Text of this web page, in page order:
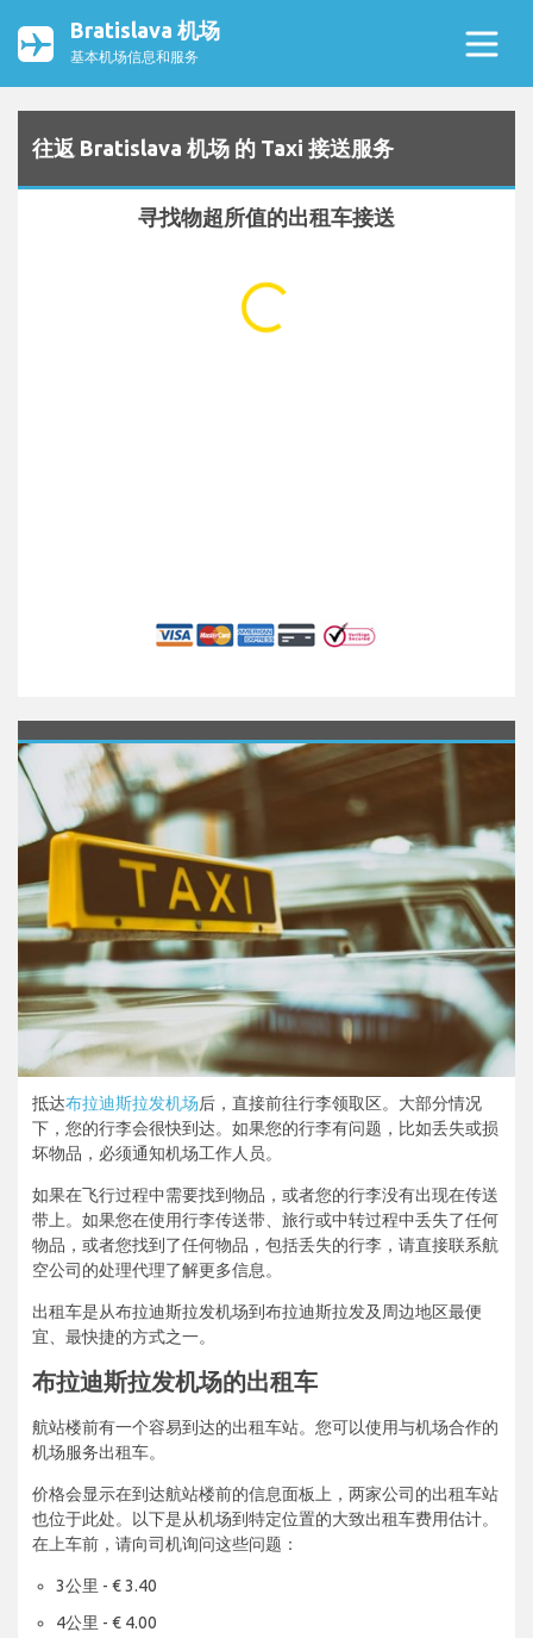
Bratislava 机场
基本机场信息和服务
往返 Bratislava 机场 的 Taxi 接送服务
寻找物超所值的出租车接送
抵达布拉迪斯拉发机场后，直接前往行李领取区。大部分情况
下，您的行李会很快到达。如果您的行李有问题，比如丢失或损
坏物品，必须通知机场工作人员。
如果在飞行过程中需要找到物品，或者您的行李没有出现在传送
带上。如果您在使用行李传送带、旅行或中转过程中丢失了任何
物品，或者您找到了任何物品，包括丢失的行李，请直接联系航
空公司的处理代理了解更多信息。
出租车是从布拉迪斯拉发机场到布拉迪斯拉发及周边地区最便
宜、最快捷的方式之一。
布拉迪斯拉发机场的出租车
航站楼前有一个容易到达的出租车站。您可以使用与机场合作的
机场服务出租车。
价格会显示在到达航站楼前的信息面板上，两家公司的出租车站
也位于此处。以下是从机场到特定位置的大致出租车费用估计。
在上车前，请向司机询问这些问题：
3公里 - € 3.40
4公里 - € 4.00